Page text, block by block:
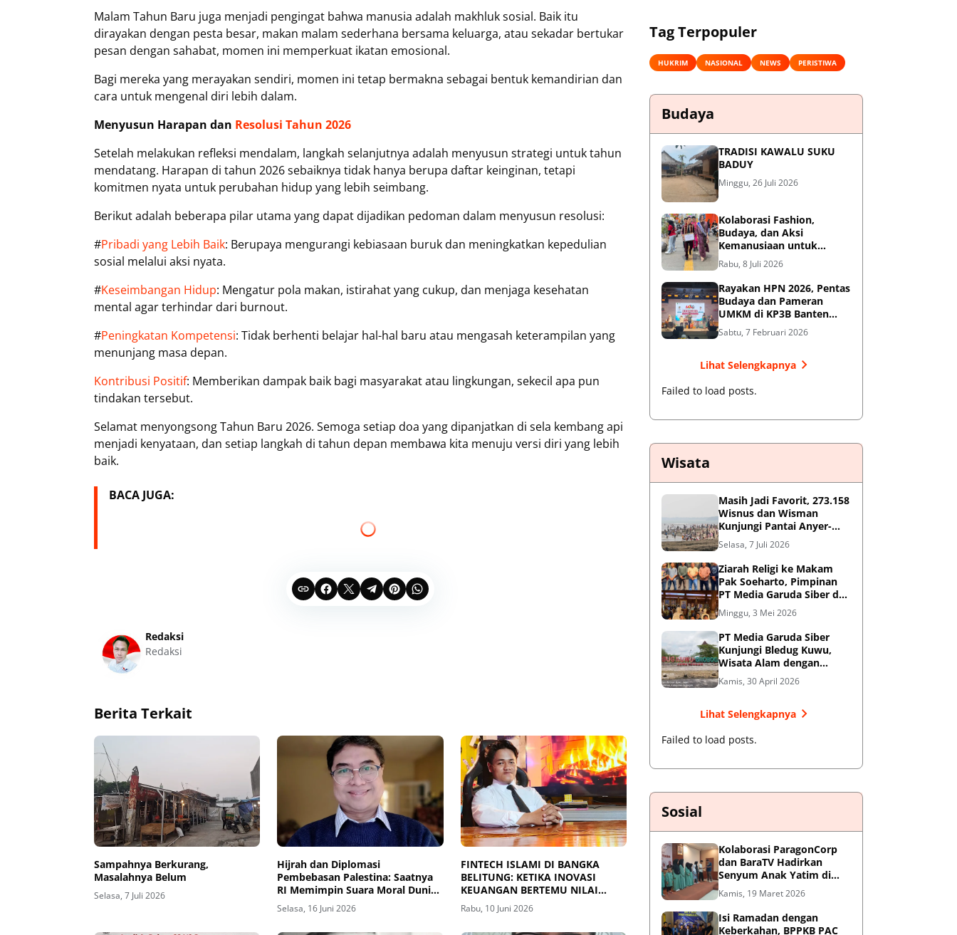
Malam Tahun Baru juga menjadi pengingat bahwa manusia adalah makhluk sosial. Baik itu
dirayakan dengan pesta besar, makan malam sederhana bersama keluarga, atau sekadar bertukar
pesan dengan sahabat, momen ini memperkuat ikatan emosional.
Bagi mereka yang merayakan sendiri, momen ini tetap bermakna sebagai bentuk kemandirian dan
cara untuk mengenal diri lebih dalam.
Menyusun Harapan dan Resolusi Tahun 2026
Setelah melakukan refleksi mendalam, langkah selanjutnya adalah menyusun strategi untuk tahun
mendatang. Harapan di tahun 2026 sebaiknya tidak hanya berupa daftar keinginan, tetapi
komitmen nyata untuk perubahan hidup yang lebih seimbang.
Berikut adalah beberapa pilar utama yang dapat dijadikan pedoman dalam menyusun resolusi:
#Pribadi yang Lebih Baik: Berupaya mengurangi kebiasaan buruk dan meningkatkan kepedulian
sosial melalui aksi nyata.
#Keseimbangan Hidup: Mengatur pola makan, istirahat yang cukup, dan menjaga kesehatan
mental agar terhindar dari burnout.
#Peningkatan Kompetensi: Tidak berhenti belajar hal-hal baru atau mengasah keterampilan yang
menunjang masa depan.
Kontribusi Positif: Memberikan dampak baik bagi masyarakat atau lingkungan, sekecil apa pun
tindakan tersebut.
Selamat menyongsong Tahun Baru 2026. Semoga setiap doa yang dipanjatkan di sela kembang api
menjadi kenyataan, dan setiap langkah di tahun depan membawa kita menuju versi diri yang lebih
baik.
BACA JUGA:
Redaksi
Redaksi
Berita Terkait
Sampahnya Berkurang,
Masalahnya Belum
Selasa, 7 Juli 2026
Hijrah dan Diplomasi
Pembebasan Palestina: Saatnya
RI Memimpin Suara Moral Dunia
Islam
Selasa, 16 Juni 2026
FINTECH ISLAMI DI BANGKA
BELITUNG: KETIKA INOVASI
KEUANGAN BERTEMU NILAI
SYARIAH
Rabu, 10 Juni 2026
Tag Terpopuler
HUKRIM NASIONAL NEWS PERISTIWA
Budaya
TRADISI KAWALU SUKU
BADUY
Minggu, 26 Juli 2026
Kolaborasi Fashion,
Budaya, dan Aksi
Kemanusiaan untuk
Pasien Kanker Dhuafa
Rabu, 8 Juli 2026
Rayakan HPN 2026, Pentas
Budaya dan Pameran
UMKM di KP3B Banten
Sedot Antusiasme Warga
Sabtu, 7 Februari 2026
Lihat Selengkapnya
Failed to load posts.
Wisata
Masih Jadi Favorit, 273.158
Wisnus dan Wisman
Kunjungi Pantai Anyer-
Cinangka Selama Libur
Sekolah
Selasa, 7 Juli 2026
Ziarah Religi ke Makam
Pak Soeharto, Pimpinan
PT Media Garuda Siber dan
Redaksi Hormati Jasa Sang
Jendral Besar
Minggu, 3 Mei 2026
PT Media Garuda Siber
Kunjungi Bledug Kuwu,
Wisata Alam dengan
Segudang Keunikan dan
Potensi UMKM
Kamis, 30 April 2026
Lihat Selengkapnya
Failed to load posts.
Sosial
Kolaborasi ParagonCorp
dan BaraTV Hadirkan
Senyum Anak Yatim di
Hotel Le Semar Tangerang
Kamis, 19 Maret 2026
Isi Ramadan dengan
Keberkahan, BPPKB PAC